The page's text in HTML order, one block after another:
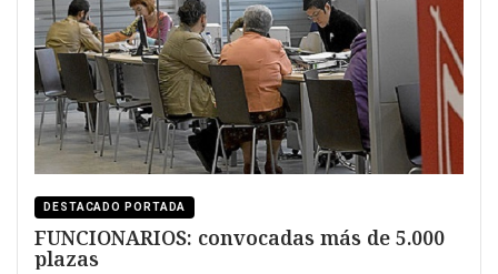
DESTACADO PORTADA
FUNCIONARIOS: convocadas más de 5.000
plazas